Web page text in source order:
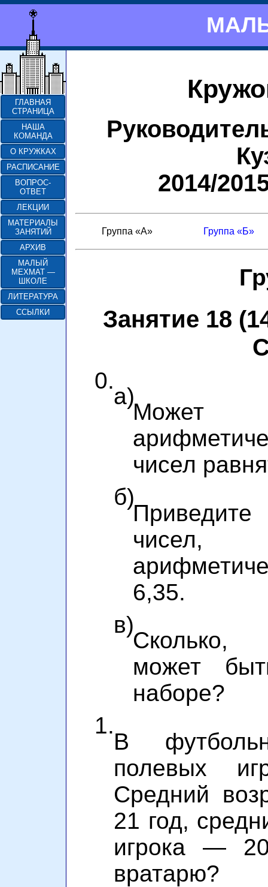
ГЛАВНАЯ
СТРАНИЦА
НАША
КОМАНДА
О КРУЖКАХ
РАСПИСАНИЕ
ВОПРОС-
ОТВЕТ
ЛЕКЦИИ
МАТЕРИАЛЫ
ЗАНЯТИЙ
АРХИВ
МАЛЫЙ
МЕХМАТ —
ШКОЛЕ
ЛИТЕРАТУРА
ССЫЛКИ
2014/
Группа «А» Группа «Б»
Занятие 18
0.
а)
Может
чисел
б)
Приведите
6,35.
в)
может
наборе?
1.
В
полевых
Средний
21 год,
игрока —
вратарю?